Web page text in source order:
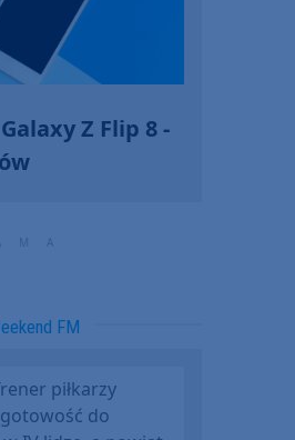
Z Flip 8 -
FM
piłkarzy
gotowość do